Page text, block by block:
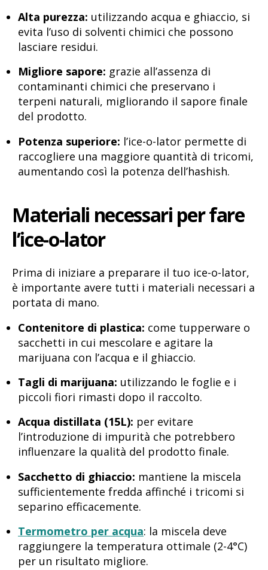
Alta purezza: utilizzando acqua e ghiaccio, si
evita l’uso di solventi chimici che possono
lasciare residui.
Migliore sapore: grazie all’assenza di
contaminanti chimici che preservano i
terpeni naturali, migliorando il sapore finale
del prodotto.
Potenza superiore: l’ice-o-lator permette di
raccogliere una maggiore quantità di tricomi,
aumentando così la potenza dell’hashish.
Materiali necessari per fare
l’ice-o-lator
Prima di iniziare a preparare il tuo ice-o-lator,
è importante avere tutti i materiali necessari a
portata di mano.
Contenitore di plastica: come tupperware o
sacchetti in cui mescolare e agitare la
marijuana con l’acqua e il ghiaccio.
Tagli di marijuana: utilizzando le foglie e i
piccoli fiori rimasti dopo il raccolto.
Acqua distillata (15L): per evitare
l’introduzione di impurità che potrebbero
influenzare la qualità del prodotto finale.
Sacchetto di ghiaccio: mantiene la miscela
sufficientemente fredda affinché i tricomi si
separino efficacemente.
Termometro per acqua: la miscela deve
raggiungere la temperatura ottimale (2-4°C)
per un risultato migliore.